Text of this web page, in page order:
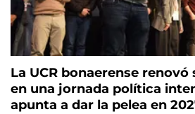
La UCR bonaerense
en una jornada política
apunta a dar la pelea en